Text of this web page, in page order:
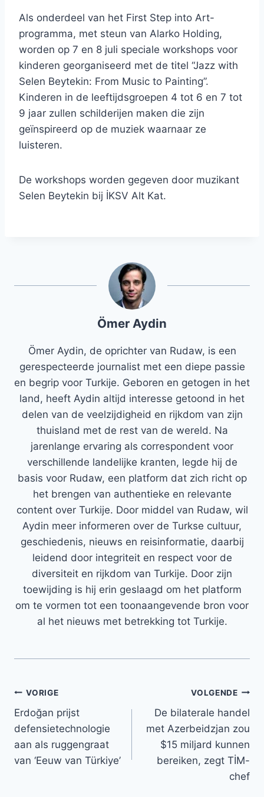
Als onderdeel van het First Step into Art-
programma, met steun van Alarko Holding,
worden op 7 en 8 juli speciale workshops voor
kinderen georganiseerd met de titel “Jazz with
Selen Beytekin: From Music to Painting”.
Kinderen in de leeftijdsgroepen 4 tot 6 en 7 tot
9 jaar zullen schilderijen maken die zijn
geïnspireerd op de muziek waarnaar ze
luisteren.
De workshops worden gegeven door muzikant
Selen Beytekin bij İKSV Alt Kat.
Ömer Aydin
Ömer Aydin, de oprichter van Rudaw, is een
gerespecteerde journalist met een diepe passie
en begrip voor Turkije. Geboren en getogen in het
land, heeft Aydin altijd interesse getoond in het
delen van de veelzijdigheid en rijkdom van zijn
thuisland met de rest van de wereld. Na
jarenlange ervaring als correspondent voor
verschillende landelijke kranten, legde hij de
basis voor Rudaw, een platform dat zich richt op
het brengen van authentieke en relevante
content over Turkije. Door middel van Rudaw, wil
Aydin meer informeren over de Turkse cultuur,
geschiedenis, nieuws en reisinformatie, daarbij
leidend door integriteit en respect voor de
diversiteit en rijkdom van Turkije. Door zijn
toewijding is hij erin geslaagd om het platform
om te vormen tot een toonaangevende bron voor
al het nieuws met betrekking tot Turkije.
Bericht
navigatie
VORIGE
Erdoğan prijst
defensietechnologie
aan als ruggengraat
van ‘Eeuw van Türkiye’
VOLGENDE
De bilaterale handel
met Azerbeidzjan zou
$15 miljard kunnen
bereiken, zegt TİM-
chef